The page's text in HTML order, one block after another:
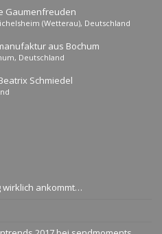
Gaumenfreuden
(Wetterau), Deutschland
aus Bochum
Deutschland
Schmiedel
wirklich ankommt…